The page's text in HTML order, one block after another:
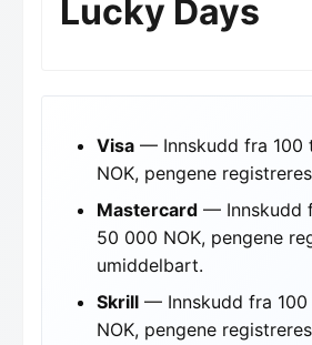
Lucky Days
Visa— Innskudd fra 100
NOK, pengene
Mastercard— Innskudd
50 000 NOK, pengene
umiddelbart.
Skrill— Innskudd fra
NOK, pengene